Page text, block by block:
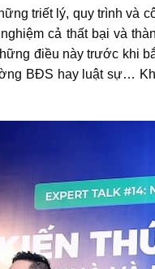
triết lý, quy trình và
cả thất bại và
điều này trước khi
BĐS hay luật sự…